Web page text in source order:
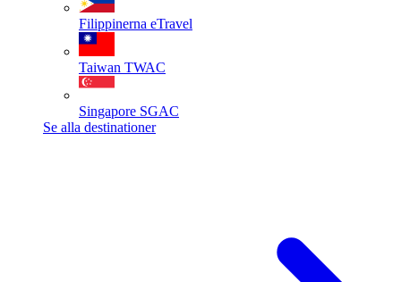
Filippinerna eTravel
Taiwan TWAC
Singapore SGAC
Se alla destinationer